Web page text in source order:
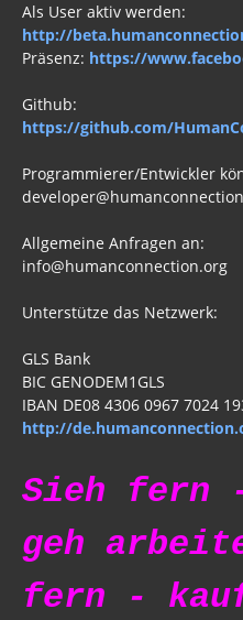
Als User aktiv werden:
http://
Präsenz: https://
Github:
https://github.com/
Programmierer/Entwickler
Allgemeine Anfragen an:
info@humanconnection.org
Unterstütze das Netzwerk:
GLS Bank
BIC GENODEM1GLS
IBAN DE08 4306 0967 7024
http://
Sieh fern
geh
fern -